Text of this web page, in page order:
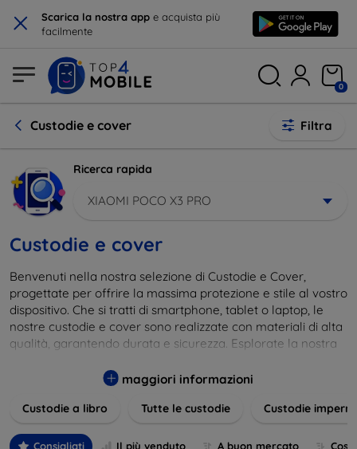
× Scarica la nostra app e acquista più
facilmente
0
Custodie e cover Filtra
Ricerca rapida
XIAOMI POCO X3 PRO
Custodie e cover
Benvenuti nella nostra selezione di Custodie e Cover,
progettate per offrire la massima protezione e stile al vostro
dispositivo. Che si tratti di smartphone, tablet o laptop, le
nostre custodie e cover sono realizzate con materiali di alta
qualità, garantendo durata e sicurezza. Esplorate la nostra
esigenza e gusto. Proteggete il vostro dispositivo con le
maggiori informazioni
Custodie a libro Tutte le custodie Custodie
Consigliati Il più venduto A buon mercato